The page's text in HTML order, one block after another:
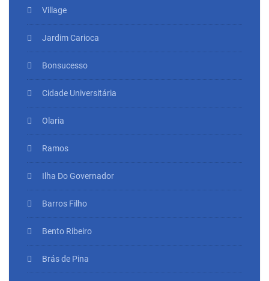
Village
Jardim Carioca
Bonsucesso
Cidade Universitária
Olaria
Ramos
Ilha Do Governador
Barros Filho
Bento Ribeiro
Brás de Pina